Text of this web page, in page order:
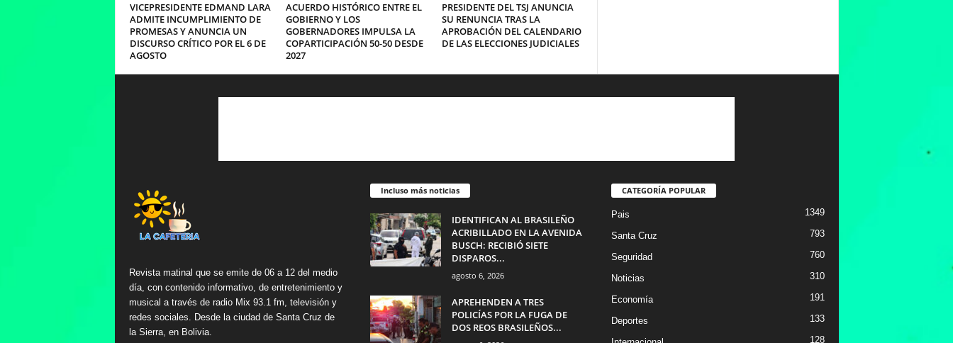
VICEPRESIDENTE EDMAND LARA
ADMITE INCUMPLIMIENTO DE
PROMESAS Y ANUNCIA UN
DISCURSO CRÍTICO POR EL 6 DE
AGOSTO
ACUERDO HISTÓRICO ENTRE EL
GOBIERNO Y LOS
GOBERNADORES IMPULSA LA
COPARTICIPACIÓN 50-50 DESDE
2027
PRESIDENTE DEL TSJ ANUNCIA
SU RENUNCIA TRAS LA
APROBACIÓN DEL CALENDARIO
DE LAS ELECCIONES JUDICIALES
Revista matinal que se emite de 06 a 12 del medio
día, con contenido informativo, de entretenimiento y
musical a través de radio Mix 93.1 fm, televisión y
redes sociales. Desde la ciudad de Santa Cruz de
la Sierra, en Bolivia.
Incluso más noticias
IDENTIFICAN AL BRASILEÑO
ACRIBILLADO EN LA AVENIDA
BUSCH: RECIBIÓ SIETE
DISPAROS...
agosto 6, 2026
APREHENDEN A TRES
POLICÍAS POR LA FUGA DE
DOS REOS BRASILEÑOS...
CATEGORÍA POPULAR
Pais 1349
Santa Cruz 793
Seguridad 760
Noticias 310
Economía 191
Deportes 133
128